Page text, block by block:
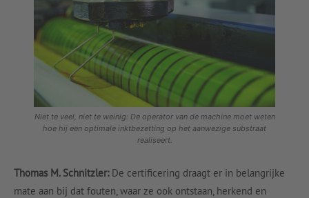
Niet te veel, niet te weinig: De operator van de machine moet weten
hoe hij een optimale inktbezetting op het aanwezige substraat
realiseert.
Thomas M. Schnitzler:De certificering draagt er in belangrijke
mate aan bij dat fouten, waar ze ook ontstaan, herkend en